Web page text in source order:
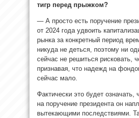
тигр перед прыжком?
— А просто есть поручение
от 2024 года удвоить
рынка за конкретный период
никуда не деться, поэтому ни
сейчас не решиться рисковать,
признавая, что надежд на
сейчас мало.
Фактически это будет означать,
на поручение президента он
вытекающими последствиями.